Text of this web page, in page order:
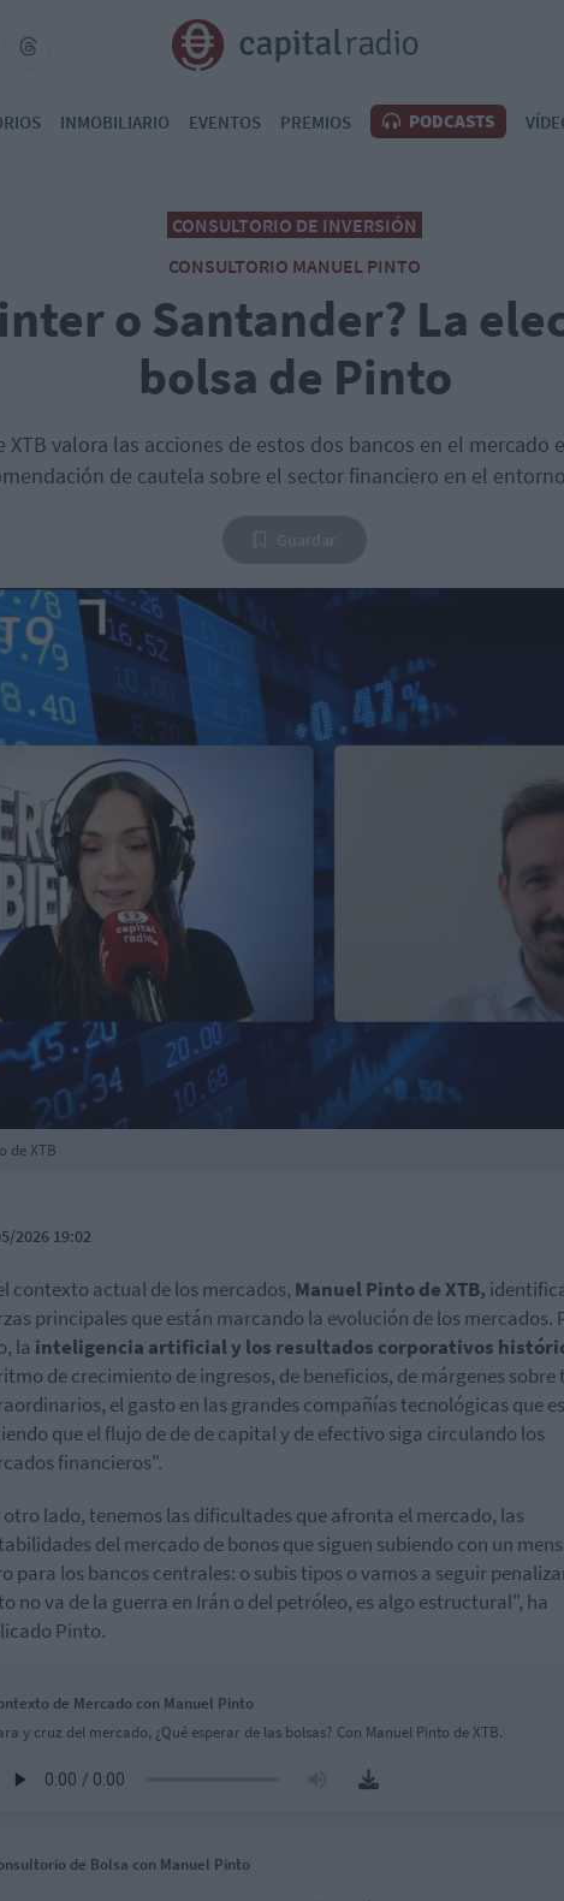
INMOBILIARIO EVENTOS PREMIOS PODCASTS
CONSULTORIO DE INVERSIÓN
CONSULTORIO MANUEL PINTO
o Santander? La
bolsa de Pinto
XTB valora las acciones de estos dos bancos en el mercado
de cautela sobre el sector financiero en el
de XTB
2026 19:02
contexto actual de los mercados, Manuel Pinto de XTB,
principales que están marcando la evolución de los mercados.
la inteligencia artificial y los resultados corporativos
de crecimiento de ingresos, de beneficios, de márgenes sobre
el gasto en las grandes compañías tecnológicas que
que el flujo de de de capital y de efectivo siga circulando los
financieros".
otro lado, tenemos las dificultades que afronta el mercado, las
del mercado de bonos que siguen subiendo con un
para los bancos centrales: o subis tipos o vamos a seguir
no va de la guerra en Irán o del petróleo, es algo estructural", ha
Pinto.
de Mercado con Manuel Pinto
y cruz del mercado, ¿Qué esperar de las bolsas? Con Manuel Pinto de XTB.
de Bolsa con Manuel Pinto